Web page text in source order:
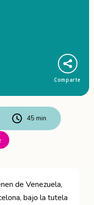
Comparte
45 min
Abre en nueva ventana
de Venezuela,
bajo la tutela